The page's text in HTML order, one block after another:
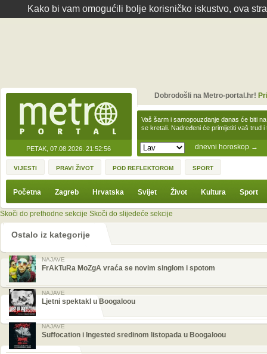
Kako bi vam omogućili bolje korisničko iskustvo, ova
PETAK, 07.08.2026. 21:52:56 dnevni horoskop →
Vaš šarm i samopouzdanje danas će biti
se kretali. Nadređeni će primijetiti vaš trud
Dobrodošli na Metro-portal.hr!
VIJESTI PRAVI ŽIVOT POD REFLEKTOROM SPORT
Početna Zagreb Hrvatska Svijet Život Kultura Sport
Skoči do prethodne sekcije Skoči do slijedeće sekcije
Ostalo iz kategorije
NAJAVE
FrAkTuRa MoZgA vraća se novim singlom i spotom
NAJAVE
Ljetni spektakl u Boogaloou
NAJAVE
Suffocation i Ingested sredinom listopada u Boogaloou